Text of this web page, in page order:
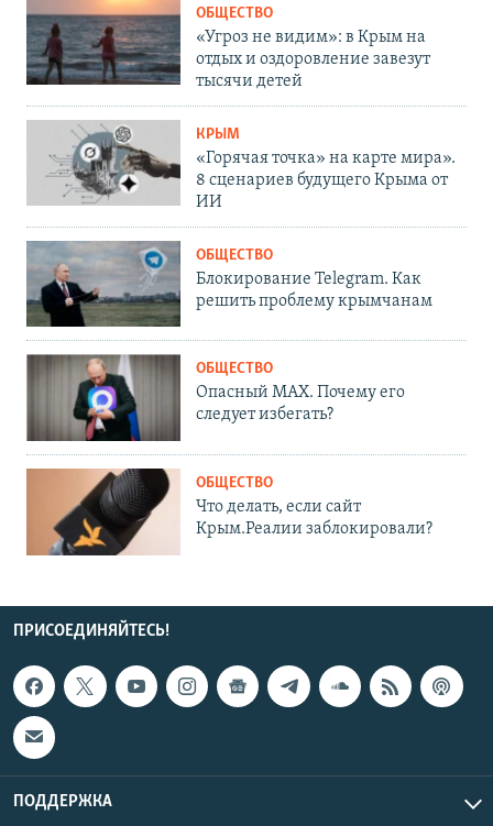
ОБЩЕСТВО
«Угроз не видим»: в Крым на
отдых и оздоровление завезут
тысячи детей
КРЫМ
«Горячая точка» на карте мира».
8 сценариев будущего Крыма от
ИИ
ОБЩЕСТВО
Блокирование Telegram. Как
решить проблему крымчанам
ОБЩЕСТВО
Опасный MAX. Почему его
следует избегать?
ОБЩЕСТВО
Что делать, если сайт
Крым.Реалии заблокировали?
ПРИСОЕДИНЯЙТЕСЬ!
ПОДДЕРЖКА